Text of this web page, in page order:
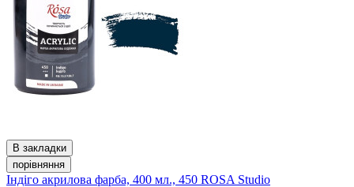
В закладки
порівняння
Індіго акрилова фарба, 400 мл., 450 ROSA Studio